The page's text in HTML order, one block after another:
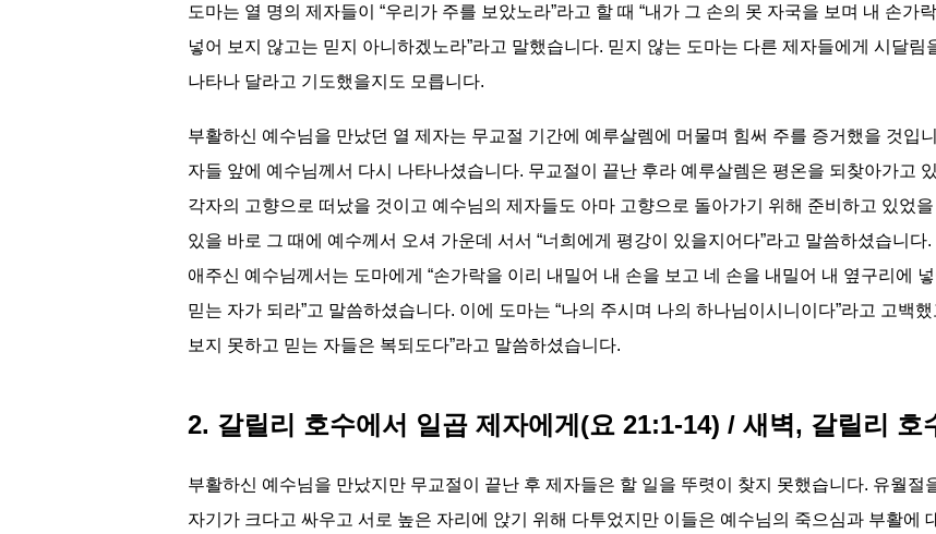
도마는 열 명의 제자들이 “우리가 주를 보았노라”라고 할 때 “내가 그 손의 못 자국을 보며 내 손가
넣어 보지 않고는 믿지 아니하겠노라”라고 말했습니다. 믿지 않는 도마는 다른 제자들에게 시달
나타나 달라고 기도했을지도 모릅니다.
부활하신 예수님을 만났던 열 제자는 무교절 기간에 예루살렘에 머물며 힘써 주를 증거했을 것입
자들 앞에 예수님께서 다시 나타나셨습니다. 무교절이 끝난 후라 예루살렘은 평온을 되찾아가고
각자의 고향으로 떠났을 것이고 예수님의 제자들도 아마 고향으로 돌아가기 위해 준비하고 있었
있을 바로 그 때에 예수께서 오셔 가운데 서서 “너희에게 평강이 있을지어다”라고 말씀하셨습니
애주신 예수님께서는 도마에게 “손가락을 이리 내밀어 내 손을 보고 네 손을 내밀어 내 옆구리에
믿는 자가 되라”고 말씀하셨습니다. 이에 도마는 “나의 주시며 나의 하나님이시니이다”라고 고백
보지 못하고 믿는 자들은 복되도다”라고 말씀하셨습니다.
2. 갈릴리 호수에서 일곱 제자에게(요 21:1-14) / 새벽, 갈릴리 호
부활하신 예수님을 만났지만 무교절이 끝난 후 제자들은 할 일을 뚜렷이 찾지 못했습니다. 유월절
자기가 크다고 싸우고 서로 높은 자리에 앉기 위해 다투었지만 이들은 예수님의 죽으심과 부활에